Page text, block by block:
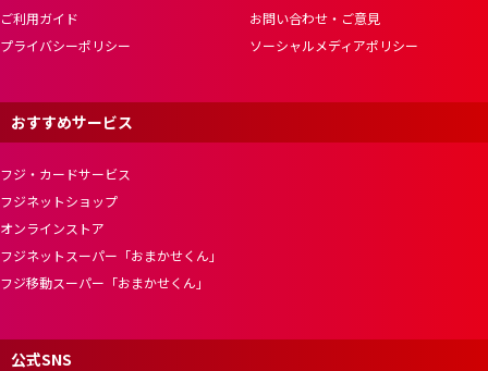
ご利用ガイド
お問い合わせ・ご意見
プライバシーポリシー
ソーシャルメディアポリシー
おすすめサービス
フジ・カードサービス
フジネットショップ
オンラインストア
フジネットスーパー「おまかせくん」
フジ移動スーパー「おまかせくん」
公式SNS